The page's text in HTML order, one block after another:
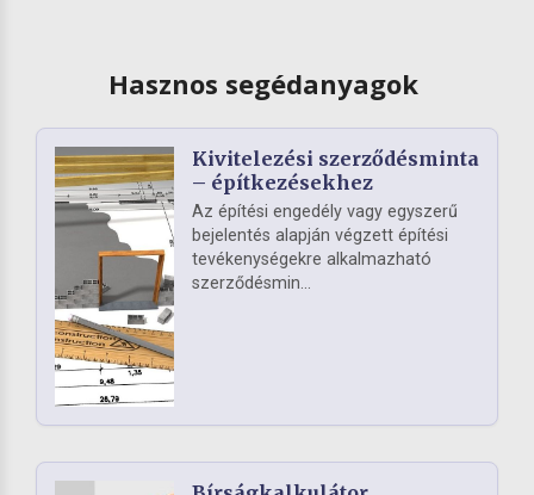
Hasznos segédanyagok
Kivitelezési szerződésminta
– építkezésekhez
Az építési engedély vagy egyszerű
bejelentés alapján végzett építési
tevékenységekre alkalmazható
szerződésmin...